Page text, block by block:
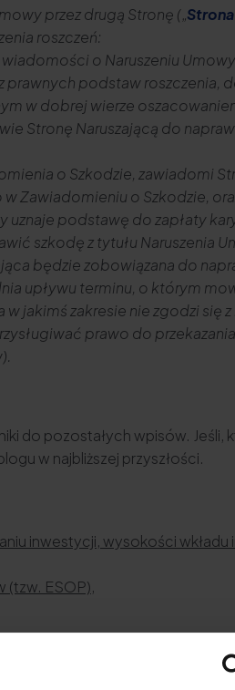
przez drugą Stronę („
roszczeń:
o Naruszeniu
prawnych podstaw roszczenia,
w dobrej wierze
Stronę Naruszającą do
o Szkodzie, zawiadomi
Zawiadomieniu o Szkodzie,
uznaje podstawę do zapłaty
szkodę z tytułu Naruszenia
będzie zobowiązana do
upływu terminu, o którym
jakimś zakresie nie zgodzi się
prawo do
do pozostałych wpisów. Jeśli,
w najbliższej przyszłości.
inwestycji, wysokości
(tzw. ESOP),
rady nadzorczej oraz